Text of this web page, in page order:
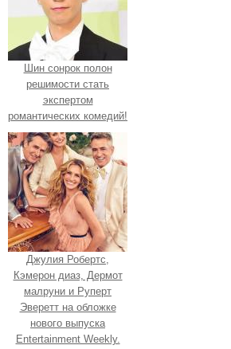
Шин сонрок полон
решимости стать
экспертом
романтических комедий!
Джулия Робертс,
Кэмерон диаз, Дермот
малруни и Руперт
Эверетт на обложке
нового выпуска
Entertainment Weekly.